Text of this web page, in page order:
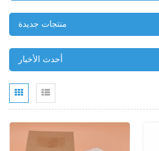
منتجات جديدة
أحدث الأخبار